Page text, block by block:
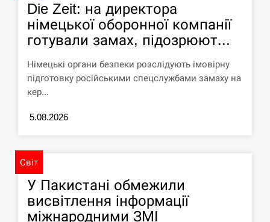
Силы обороны поразили российскую
переправу, склады и другие важные
объекты…
СЕРПЕНЬ
У США зафіксували рекордний спалах
тисяч…
11:53
“Новая почта”: что известно об…
СЕРПЕНЬ
Die Zeit: на директора
німецької оборонної компанії
готували замах, підозрюют...
Німецькі органи безпеки розслідують імовірну
підготовку російськими спецслужбами замаху на
кер...
5.08.2026
Світ
У Пакистані обмежили
висвітлення інформації
міжнародними ЗМІ